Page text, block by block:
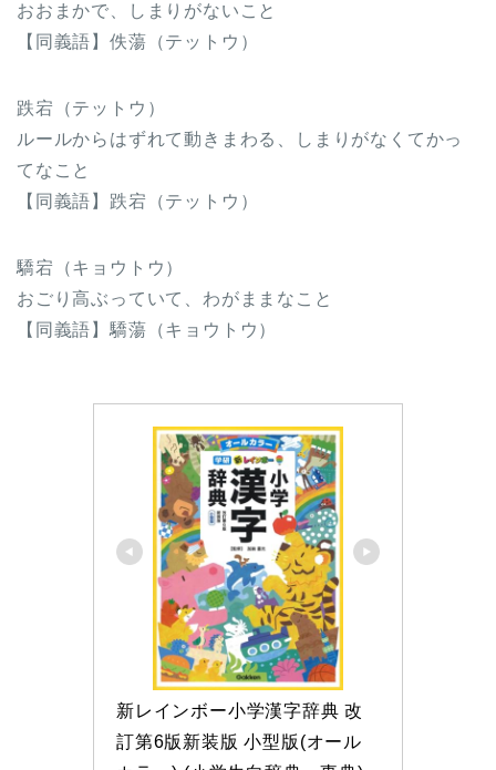
おおまかで、しまりがないこと
【同義語】佚蕩（テットウ）
跌宕（テットウ）
ルールからはずれて動きまわる、しまりがなくてかっ
てなこと
【同義語】跌宕（テットウ）
驕宕（キョウトウ）
おごり高ぶっていて、わがままなこと
【同義語】驕蕩（キョウトウ）
新レインボー小学漢字辞典 改
訂第6版新装版 小型版(オール